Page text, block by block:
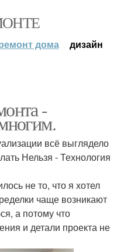
дома дизайн
-
всё выглядело
Нельзя - Технология
не то, что я хотел
чаще возникают
а потому что
и детали проекта не